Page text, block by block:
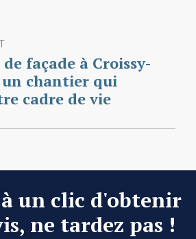
façade à Croissy-
un chantier qui
cadre de vie
à un clic d'obtenir
ne tardez pas !